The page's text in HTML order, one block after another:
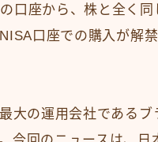
口座から、株と全く同
口座での購入が解
大の運用会社であるブ